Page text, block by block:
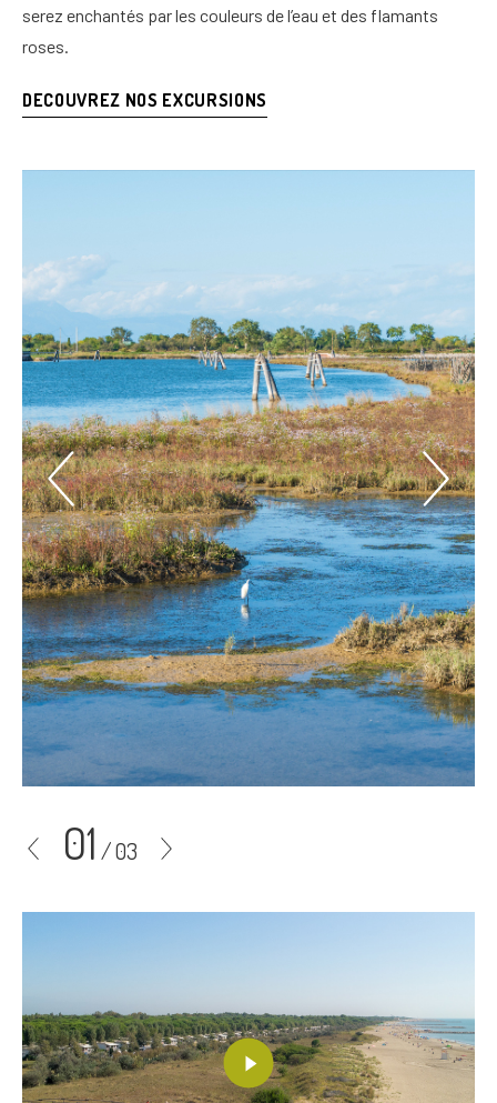
serez enchantés par les couleurs de l’eau et des flamants
roses.
DECOUVREZ NOS EXCURSIONS
01 /03